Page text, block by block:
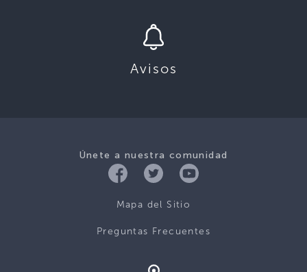
Avisos
Únete a nuestra comunidad
Mapa del Sitio
Preguntas Frecuentes